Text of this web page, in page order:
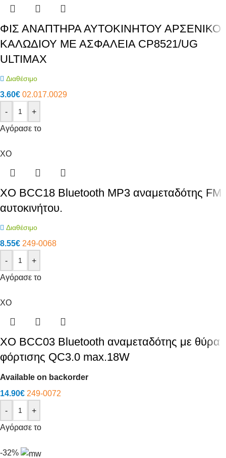
ΦΙΣ ΑΝΑΠΤΗΡΑ ΑΥΤΟΚΙΝΗΤΟΥ ΑΡΣΕΝΙΚΟ
ΚΑΛΩΔΙΟΥ ΜΕ ΑΣΦΑΛΕΙΑ CP8521/UG
ULTIMAX
Διαθέσιμο
3.60€ 02.017.0029
-
+
Αγόρασε το
XO
XO BCC18 Bluetooth ΜΡ3 αναμεταδότης FM
αυτοκινήτου.
Διαθέσιμο
8.55€ 249-0068
-
+
Αγόρασε το
XO
XO BCC03 Bluetooth αναμεταδότης με θύρα
φόρτισης QC3.0 max.18W
Available on backorder
14.90€ 249-0072
-
+
Αγόρασε το
-32%